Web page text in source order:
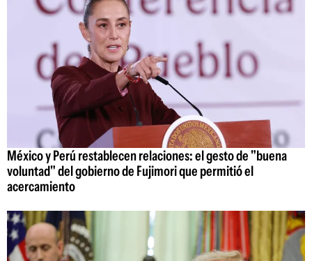
México y Perú restablecen relaciones: el gesto de "buena
voluntad" del gobierno de Fujimori que permitió el
acercamiento